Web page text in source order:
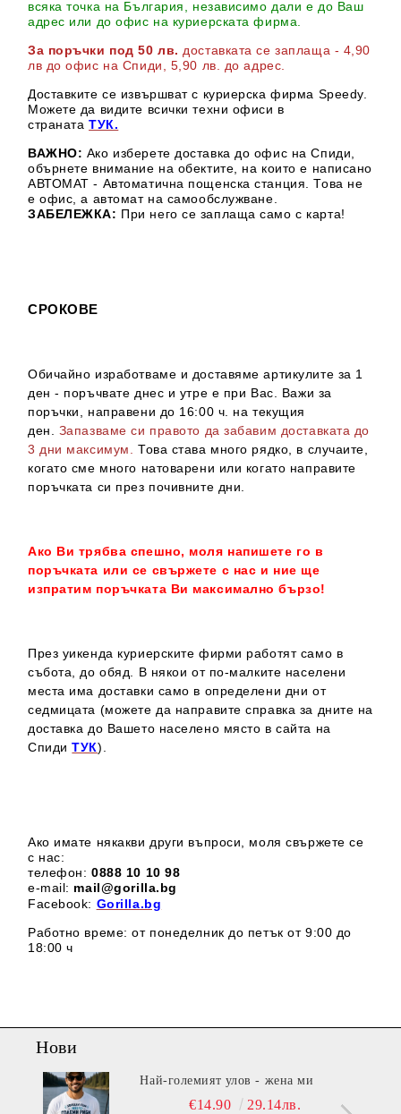
всяка точка на България, независимо дали е до Ваш
адрес или до офис на куриерската фирма.
За поръчки под 50 лв. доставката се заплаща - 4,90
лв до офис на Спиди
, 5,90 лв. до адрес
Доставките се извършват с куриерска фирма Speedy.
Можете да видите всички техни офиси в
страната ТУК.
ВАЖНО: Ако изберете доставка до офис на Спиди,
обърнете внимание на обектите, на които е написано
АВТОМАТ - Автоматична пощенска станция. Това не
е офис, а автомат на самообслужване.
ЗАБЕЛЕЖКА: При него се заплаща само с карта!
СРОКОВЕ
Обичайно изработваме и доставяме артикулите за 1
ден - поръчвате днес и утре е при Вас. Важи за
поръчки, направени до 16:00 ч. на текущия
ден. Запазваме си правото да забавим доставката до
3 дни максимум.
Това става много рядко, в случаите,
когато сме много натоварени или когато направите
поръчката си през почивните дни.
Ако Ви трябва спешно, моля напишете го в
поръчката или се свържете с нас и ние ще
изпратим поръчката Ви максимално бързо!
През уикенда куриерските фирми работят само в
събота, до обяд. В някои от по-малките населени
места има доставки само в определени дни от
седмицата (можете да направите справка за дните на
доставка до Вашето населено място в сайта на
СпидиТУК).
Ако имате някакви други въпроси, моля свържете се
с нас:
телефон:0888 10 10 98
e-mail: mail@gorilla.bg
Facebook: Gorilla.bg
Работно време: от понеделник до петък от 9:00 до
18:00 ч
Нови
Най-големият улов - жена ми
€14.90 29.14лв.